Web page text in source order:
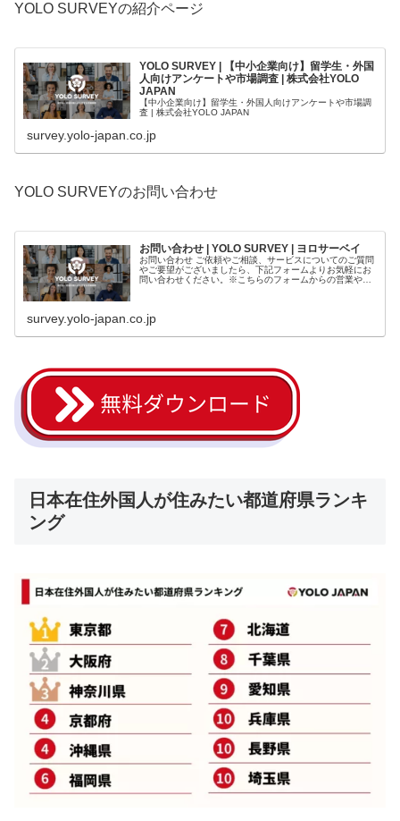
YOLO SURVEYの紹介ページ
YOLO SURVEY | 【中小企業向け】留学生・外国
人向けアンケートや市場調査 | 株式会社YOLO
JAPAN
【中小企業向け】留学生・外国人向けアンケートや市場調
査 | 株式会社YOLO JAPAN
survey.yolo-japan.co.jp
YOLO SURVEYのお問い合わせ
お問い合わせ | YOLO SURVEY | ヨロサーベイ
お問い合わせ ご依頼やご相談、サービスについてのご質問
やご要望がございましたら、下記フォームよりお気軽にお
問い合わせください。※こちらのフォームからの営業や協
survey.yolo-japan.co.jp
日本在住外国人が住みたい都道府県ランキ
ング